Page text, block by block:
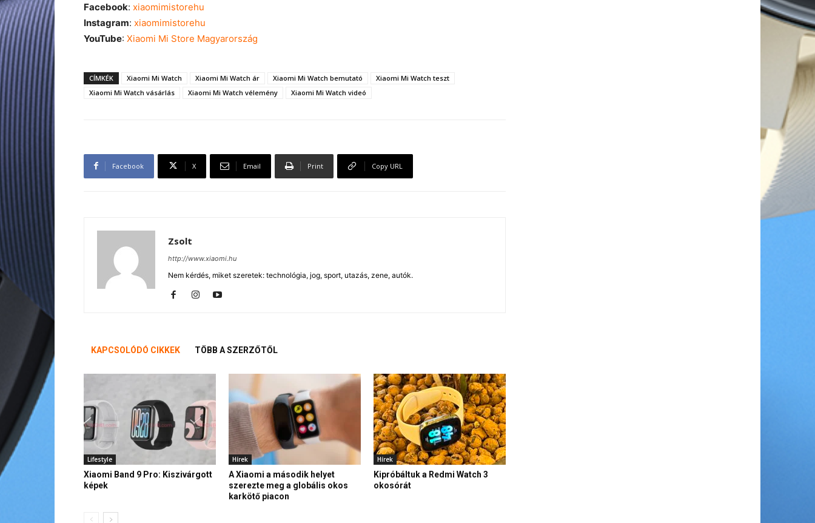
Facebook: xiaomimistorehu
Instagram: xiaomimistorehu
YouTube: Xiaomi Mi Store Magyarország
CÍMKÉK Xiaomi Mi Watch Xiaomi Mi Watch ár Xiaomi Mi Watch bemutató
Xiaomi Mi Watch teszt
Xiaomi Mi Watch vásárlás
Xiaomi Mi Watch vélemény Xiaomi Mi Watch videó
Facebook X Email Print Copy URL
Zsolt
http://www.xiaomi.hu
Nem kérdés, miket szeretek: technológia, jog, sport, utazás, zene, autók.
KAPCSOLÓDÓ CIKKEK TÖBB A SZERZŐTŐL
Lifestyle
Xiaomi Band 9 Pro: Kiszivárgott
képek
Hírek
A Xiaomi a második helyet
szerezte meg a globális okos
karkötő piacon
Hírek
Kipróbáltuk a Redmi Watch 3
okosórát